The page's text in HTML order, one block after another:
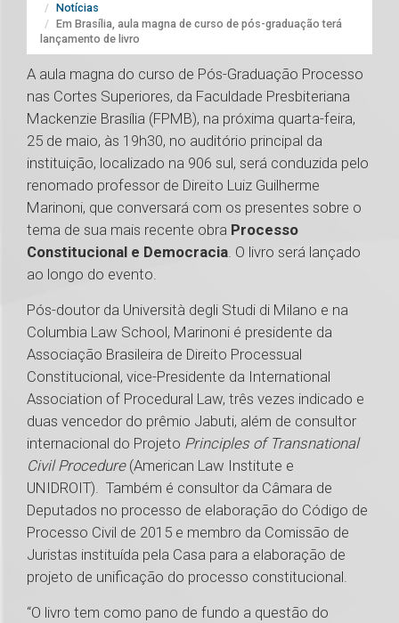
Notícias
Em Brasília, aula magna de curso de pós-graduação terá
lançamento de livro
A aula magna do curso de Pós-Graduação Processo
nas Cortes Superiores, da Faculdade Presbiteriana
Mackenzie Brasília (FPMB), na próxima quarta-feira,
25 de maio, às 19h30, no auditório principal da
instituição, localizado na 906 sul, será conduzida pelo
renomado professor de Direito Luiz Guilherme
Marinoni, que conversará com os presentes sobre o
tema de sua mais recente obra Processo
Constitucional e Democracia. O livro será lançado
ao longo do evento.
Pós-doutor da Università degli Studi di Milano e na
Columbia Law School, Marinoni é presidente da
Associação Brasileira de Direito Processual
Constitucional, vice-Presidente da International
Association of Procedural Law, três vezes indicado e
duas vencedor do prêmio Jabuti, além de consultor
internacional do Projeto Principles of Transnational
Civil Procedure (American Law Institute e
UNIDROIT). Também é consultor da Câmara de
Deputados no processo de elaboração do Código de
Processo Civil de 2015 e membro da Comissão de
Juristas instituída pela Casa para a elaboração de
projeto de unificação do processo constitucional.
“O livro tem como pano de fundo a questão do